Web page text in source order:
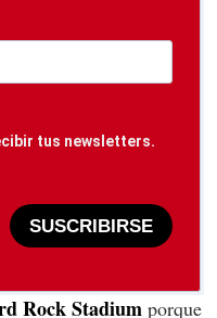
tus newsletters.
SUSCRIBIRSE
Rock Stadium porque